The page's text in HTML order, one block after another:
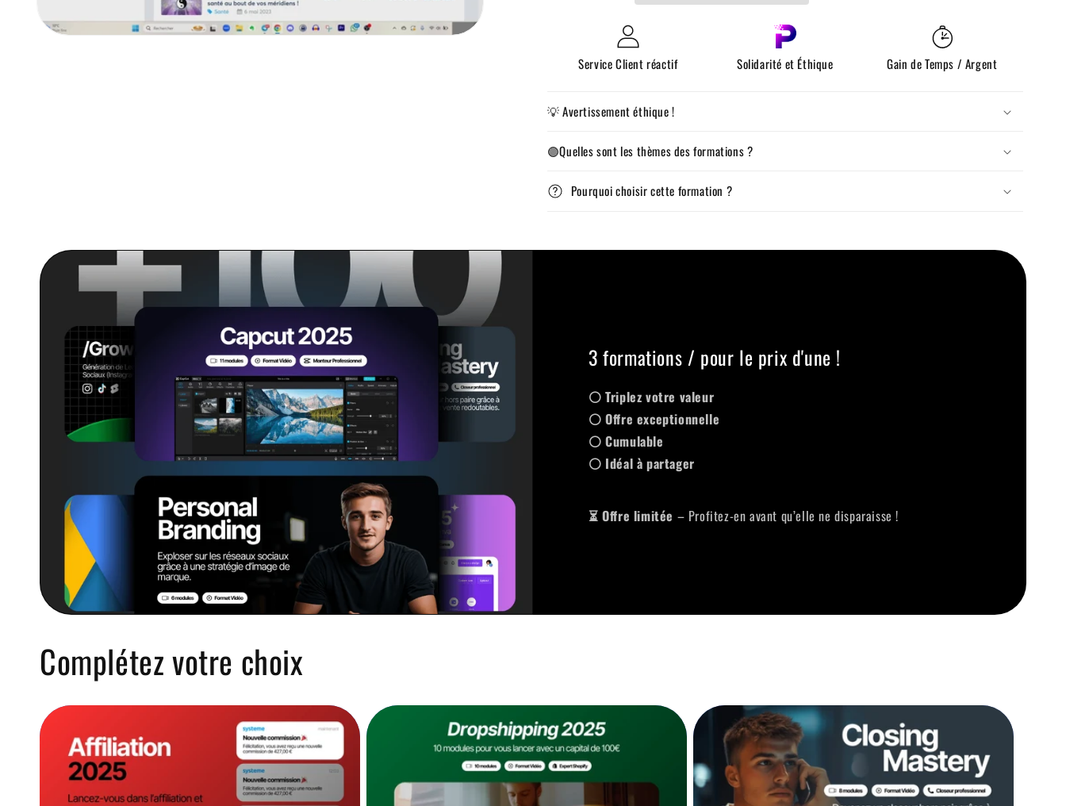
Service Client réactif Solidarité et Éthique Gain de Temps / Argent
💡 Avertissement éthique !
🟣Quelles sont les thèmes des formations ?
Pourquoi choisir cette formation ?
3 formations / pour le prix d'une !
⚪ Triplez votre valeur
⚪ Offre exceptionnelle
⚪ Cumulable
⚪ Idéal à partager
⏳ Offre limitée – Profitez-en avant qu’elle ne disparaisse !
Complétez votre choix